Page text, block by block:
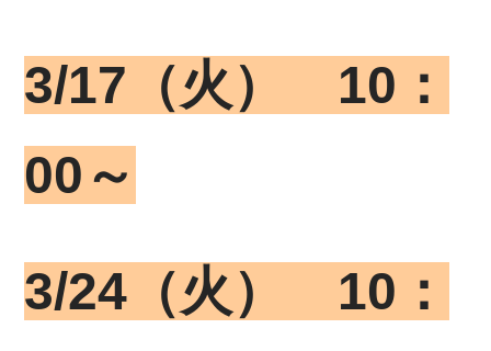
3/17（火） 10：
00～
3/24 （火） 10：